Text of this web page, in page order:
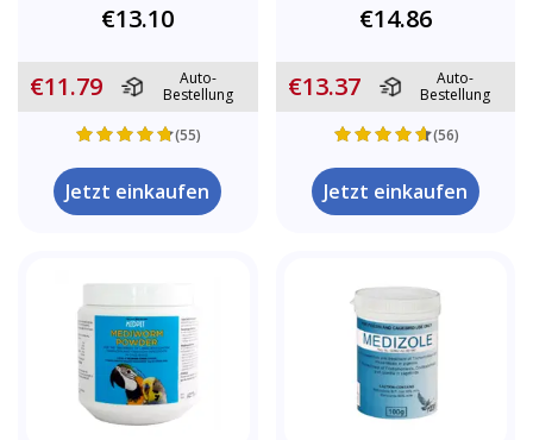
€13.10
€11.79
Auto-
Bestellung
(55)
Jetzt einkaufen
€14.86
€13.37
Auto-
Bestellung
(56)
Jetzt einkaufen